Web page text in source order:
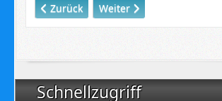
Schnellzugriff
Vorheriger Beitrag: Keine künstliche
Zurück Nächster Beitrag:
Weiter